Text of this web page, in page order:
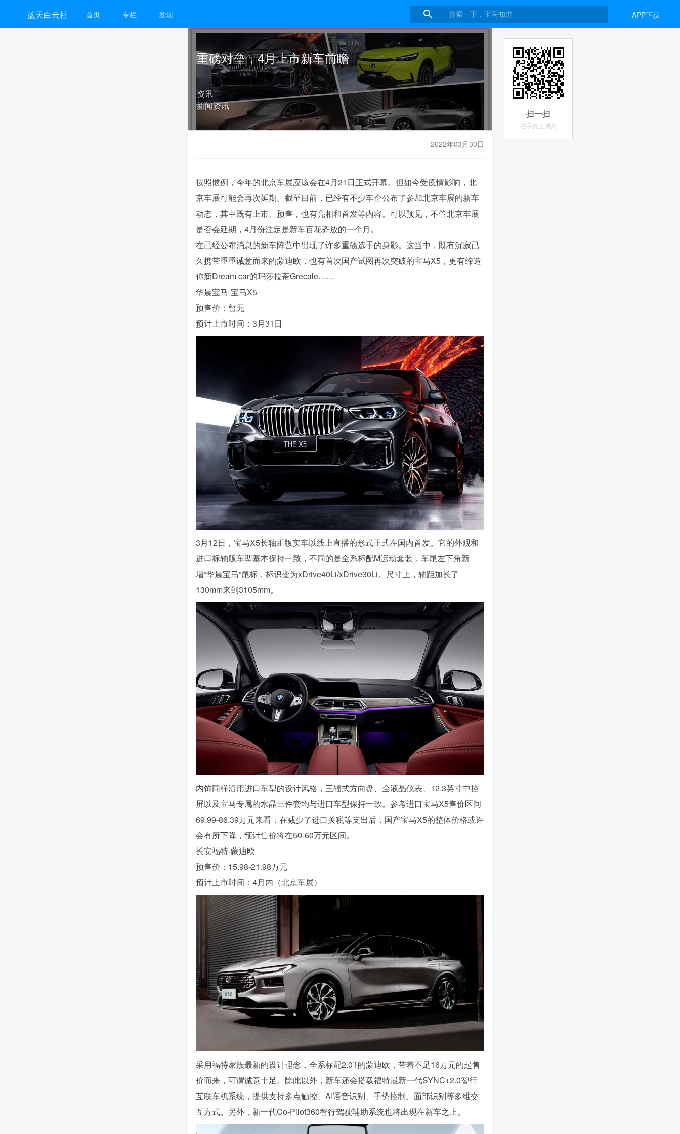
蓝天白云社 首页 专栏 发现  APP下载
重磅对垒，4月上市新车前瞻
资讯
新闻资讯
2022年03月30日
按照惯例，今年的北京车展应该会在4月21日正式开幕。但如今受疫情影响，北
京车展可能会再次延期。截至目前，已经有不少车企公布了参加北京车展的新车
动态，其中既有上市、预售，也有亮相和首发等内容。可以预见，不管北京车展
是否会延期，4月份注定是新车百花齐放的一个月。
在已经公布消息的新车阵营中出现了许多重磅选手的身影。这当中，既有沉寂已
久携带重重诚意而来的蒙迪欧，也有首次国产试图再次突破的宝马X5，更有缔造
你新Dream car的玛莎拉蒂Grecale……
华晨宝马-宝马X5
预售价：暂无
预计上市时间：3月31日
3月12日，宝马X5长轴距版实车以线上直播的形式正式在国内首发。它的外观和
进口标轴版车型基本保持一致，不同的是全系标配M运动套装，车尾左下角新
增“华晨宝马”尾标，标识变为xDrive40Li/xDrive30Li。尺寸上，轴距加长了
130mm来到3105mm。
内饰同样沿用进口车型的设计风格，三辐式方向盘、全液晶仪表、12.3英寸中控
屏以及宝马专属的水晶三件套均与进口车型保持一致。参考进口宝马X5售价区间
69.99-86.39万元来看，在减少了进口关税等支出后，国产宝马X5的整体价格或许
会有所下降，预计售价将在50-60万元区间。
长安福特-蒙迪欧
预售价：15.98-21.98万元
预计上市时间：4月内（北京车展）
采用福特家族最新的设计理念，全系标配2.0T的蒙迪欧，带着不足16万元的起售
价而来，可谓诚意十足。除此以外，新车还会搭载福特最新一代SYNC+2.0智行
互联车机系统，提供支持多点触控、AI语音识别、手势控制、面部识别等多维交
互方式。另外，新一代Co-Pilot360智行驾驶辅助系统也将出现在新车之上。
扫一扫
在手机上浏览